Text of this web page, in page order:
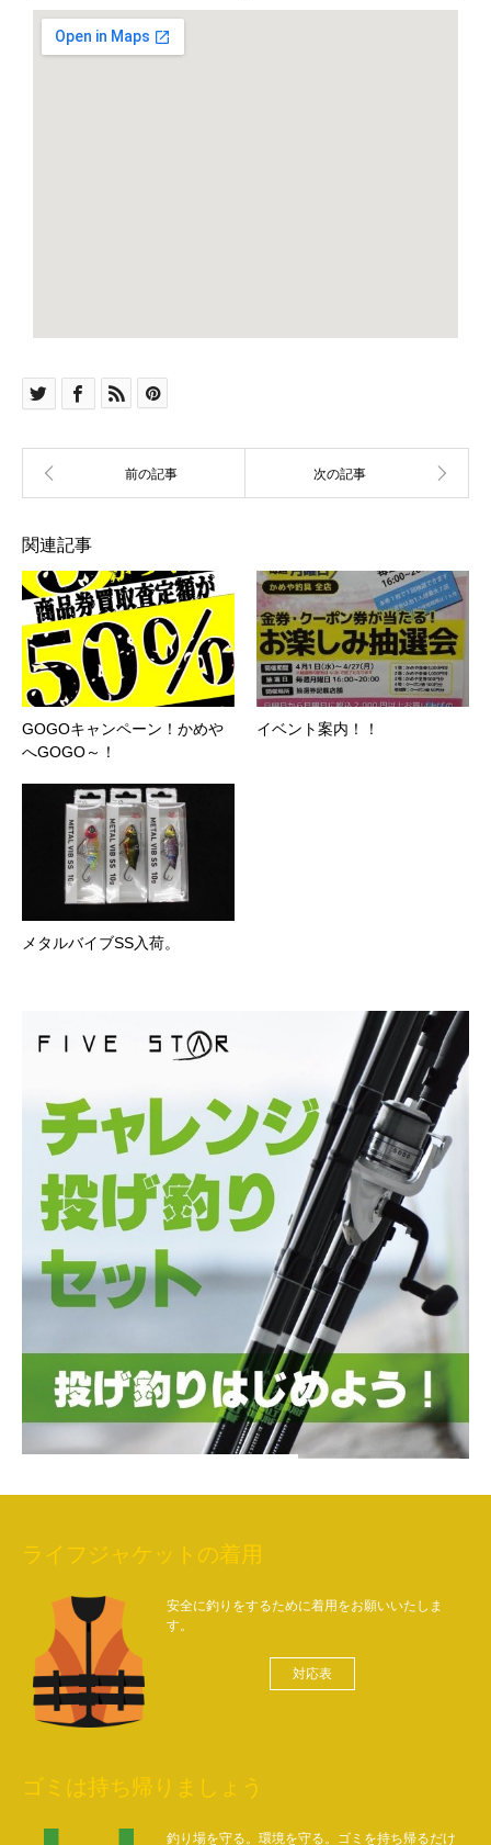
関連記事
GOGOキャンペーン！かめや
へGOGO～！
イベント案内！！
メタルバイブSS入荷。
ライフジャケットの着用
安全に釣りをするために着用をお願いいたしま
す。
対応表
ゴミは持ち帰りましょう
釣り場を守る。環境を守る。ゴミを持ち帰るだけ